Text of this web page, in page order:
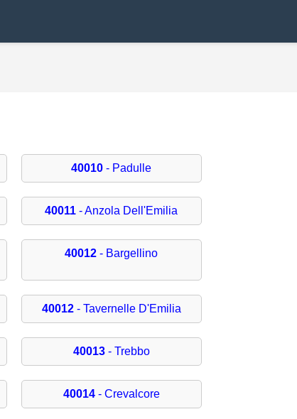
40010 - Padulle
40011 - Anzola Dell'Emilia
40012 - Bargellino
40012- Tavernelle D'Emilia
40013- Trebbo
40014- Crevalcore